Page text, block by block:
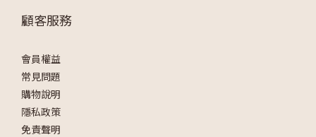
顧客服務
會員權益
常見問題
購物說明
隱私政策
免責聲明